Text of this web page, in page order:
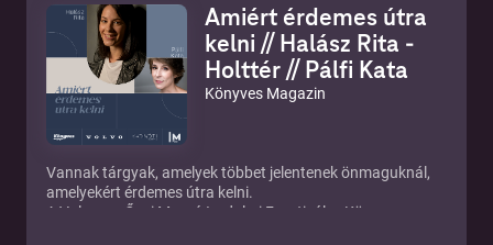
Amiért érdemes útra
kelni // Halász Rita -
Holttér // Pálfi Kata
Könyves Magazin
Vannak tárgyak, amelyek többet jelentenek önmaguknál,
amelyekért érdemes útra kelni.
A Volvo, az Őszi Margó Irodalmi Fesztivál, a Könyves